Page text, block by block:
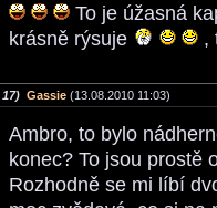
To je úžasná
krásně rýsuje
,
17) Gassie (13.08.2010 11:03)
Ambro, to bylo
konec? To jsou prostě
Rozhodně se mi líbí